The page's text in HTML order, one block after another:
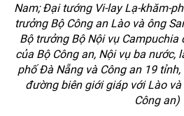
Nam; Đại tướng Vi-lay Lạ-khăm-
trưởng Bộ Công an Lào và ông
Bộ trưởng Bộ Nội vụ
của Bộ Công an, Nội vụ ba nước,
phố Đà Nẵng và Công an 19
đường biên giới giáp với Lào
Công an)